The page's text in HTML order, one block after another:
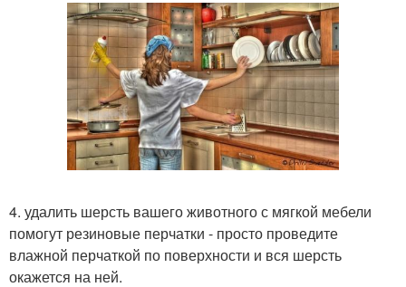
4. удалить шерсть вашего животного с мягкой мебели
помогут резиновые перчатки - просто проведите
влажной перчаткой по поверхности и вся шерсть
окажется на ней.